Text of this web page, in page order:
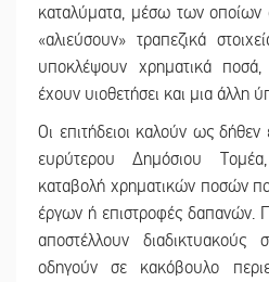
καταλύματα, μέσω των οποίων
«αλιεύσουν» τραπεζικά
υποκλέψουν χρηματικά ποσά,
έχουν υιοθετήσει και μια άλλη
Οι επιτήδειοι καλούν ως
ευρύτερου Δημόσιου
καταβολή χρηματικών ποσών
έργων ή επιστροφές δαπανών.
αποστέλλουν
οδηγούν σε κακόβουλο